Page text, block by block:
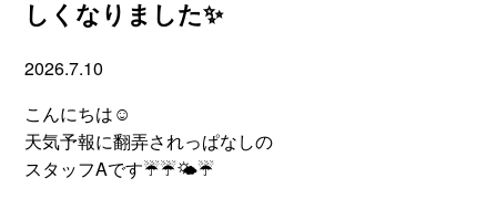
しくなりました✨
2026.7.10
こんにちは☺
天気予報に翻弄されっぱなしの
スタッフAです☔☔🌤☔